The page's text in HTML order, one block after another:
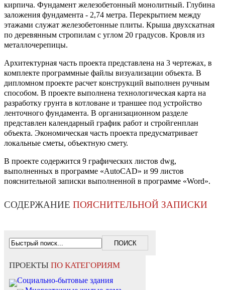
кирпича. Фундамент железобетонный монолитный. Глубина
заложения фундамента - 2,74 метра. Перекрытием между
этажами служат железобетонные плиты. Крыша двухскатная
по деревянным стропилам с углом 20 градусов. Кровля из
металлочерепицы.
Архитектурная часть проекта представлена на 3 чертежах, в
комплекте программные файлы визуализации объекта. В
дипломном проекте расчет конструкций выполнен ручным
способом. В проекте выполнена технологическая карта на
разработку грунта в котловане и траншее под устройство
ленточного фундамента. В организационном разделе
представлен календарный график работ и стройгенплан
объекта. Экономическая часть проекта предусматривает
локальные сметы, объектную смету.
В проекте содержится 9 графических листов dwg,
выполненных в программе «AutoCAD» и 99 листов
пояснительной записки выполненной в программе «Word».
СОДЕРЖАНИЕ ПОЯСНИТЕЛЬНОЙ ЗАПИСКИ
ПРОЕКТЫ ПО КАТЕГОРИЯМ
Социально-бытовые здания